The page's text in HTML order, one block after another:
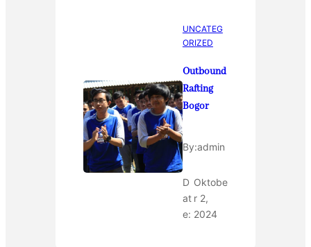
UNCATEG
ORIZED
Outbound
Rafting
Bogor
By:admin
D
at
e:
Oktobe
r 2,
2024